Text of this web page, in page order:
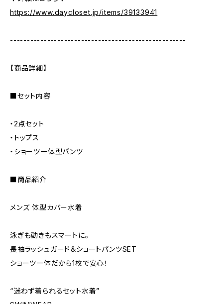
https://www.daycloset.jp/items/39133941
----------------------------------------------------
【商品詳細】
■セット内容
・2点セット
・トップス
・ショーツ一体型パンツ
■商品紹介
メンズ 体型カバー水着
泳ぎも動きもスマートに。
長袖ラッシュガード＆ショートパンツSET
ショーツ一体だから1枚で安心！
“迷わず着られるセット水着”